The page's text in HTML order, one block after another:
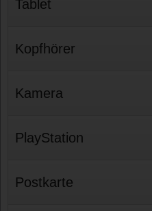
Tablet
Kopfhörer
Kamera
PlayStation
Postkarte